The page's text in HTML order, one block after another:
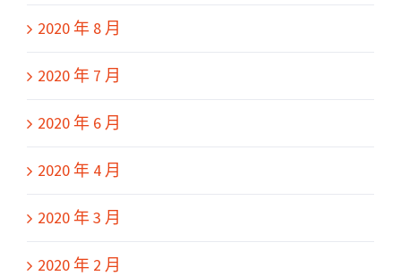
2020 年 8 月
2020 年 7 月
2020 年 6 月
2020 年 4 月
2020 年 3 月
2020 年 2 月